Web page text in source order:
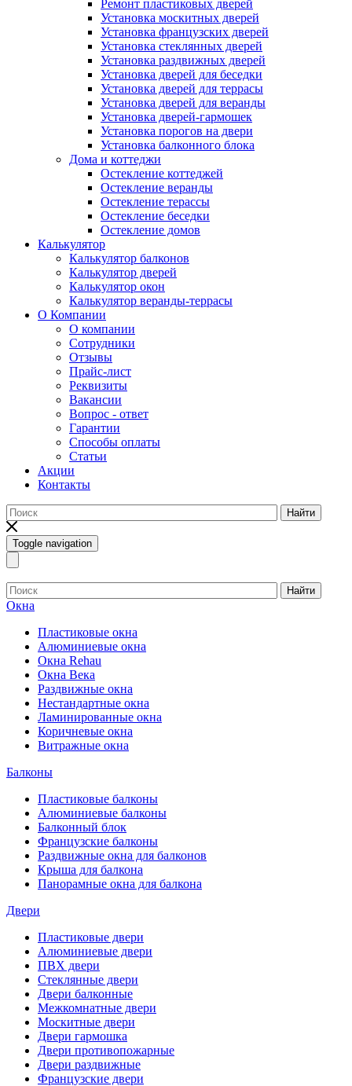
Ремонт пластиковых дверей
Установка москитных дверей
Установка французских дверей
Установка стеклянных дверей
Установка раздвижных дверей
Установка дверей для беседки
Установка дверей для террасы
Установка дверей для веранды
Установка дверей-гармошек
Установка порогов на двери
Установка балконного блока
Дома и коттеджи
Остекление коттеджей
Остекление веранды
Остекление терассы
Остекление беседки
Остекление домов
Калькулятор
Калькулятор балконов
Калькулятор дверей
Калькулятор окон
Калькулятор веранды-террасы
О Компании
О компании
Сотрудники
Отзывы
Прайс-лист
Реквизиты
Вакансии
Вопрос - ответ
Гарантии
Способы оплаты
Статьи
Акции
Контакты
Найти
Toggle navigation
Найти
Окна
Пластиковые окна
Алюминиевые окна
Окна Rehau
Окна Века
Раздвижные окна
Нестандартные окна
Ламинированные окна
Коричневые окна
Витражные окна
Балконы
Пластиковые балконы
Алюминиевые балконы
Балконный блок
Французские балконы
Раздвижные окна для балконов
Крыша для балкона
Панорамные окна для балкона
Двери
Пластиковые двери
Алюминиевые двери
ПВХ двери
Стеклянные двери
Двери балконные
Межкомнатные двери
Москитные двери
Двери гармошка
Двери противопожарные
Двери раздвижные
Французские двери